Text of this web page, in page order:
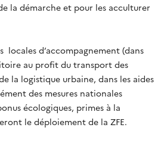
la démarche et pour les acculturer
locales d’accompagnement (dans
au profit du transport des
la logistique urbaine, dans les aides
des mesures nationales
écologiques, primes à la
le déploiement de la ZFE.